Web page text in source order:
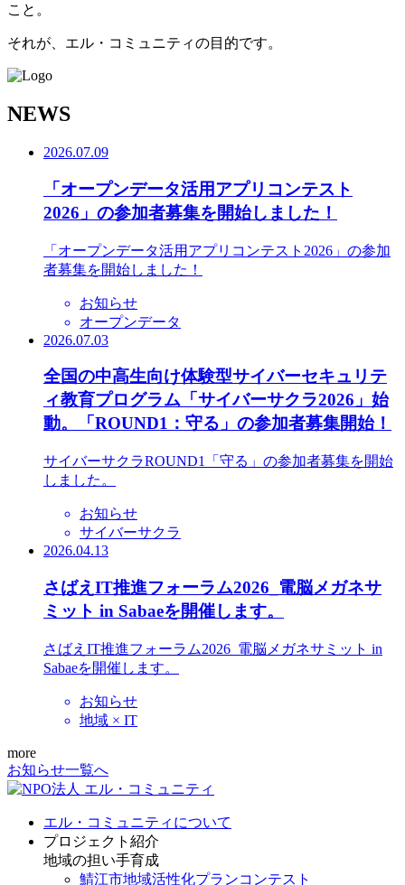
こと。
それが、エル・コミュニティの目的です。
NEWS
2026.07.09
「オープンデータ活用アプリコンテスト
2026」の参加者募集を開始しました！
「オープンデータ活用アプリコンテスト2026」の参加
者募集を開始しました！
お知らせ
オープンデータ
2026.07.03
全国の中高生向け体験型サイバーセキュリテ
ィ教育プログラム「サイバーサクラ2026」始
動。「ROUND1：守る」の参加者募集開始！
サイバーサクラROUND1「守る」の参加者募集を開始
しました。
お知らせ
サイバーサクラ
2026.04.13
さばえIT推進フォーラム2026_電脳メガネサ
ミット in Sabaeを開催します。
さばえIT推進フォーラム2026_電脳メガネサミット in
Sabaeを開催します。
お知らせ
地域 × IT
more
お知らせ一覧へ
エル・コミュニティについて
プロジェクト紹介
地域の担い手育成
鯖江市地域活性化プランコンテスト